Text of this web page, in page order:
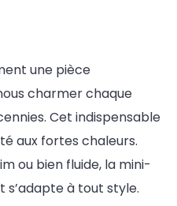
une pièce
charmer chaque
Cet indispensable
aux fortes chaleurs.
ou bien fluide, la mini-
à tout style.